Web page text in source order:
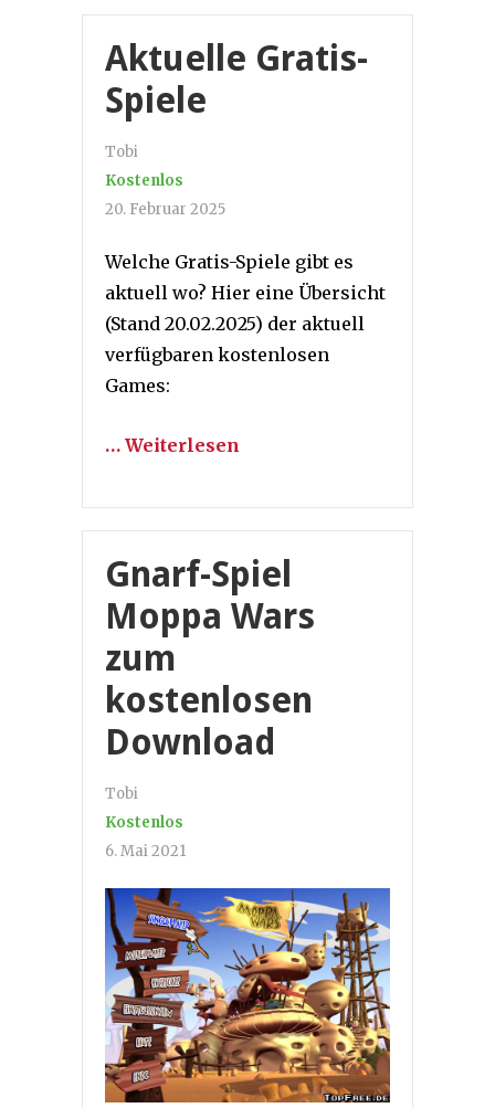
Aktuelle Gratis-
Spiele
Tobi
Kostenlos
20. Februar 2025
Welche Gratis-Spiele gibt es
aktuell wo? Hier eine Übersicht
(Stand 20.02.2025) der aktuell
verfügbaren kostenlosen
Games:
… Weiterlesen
Gnarf-Spiel
Moppa Wars
zum
kostenlosen
Download
Tobi
Kostenlos
6. Mai 2021